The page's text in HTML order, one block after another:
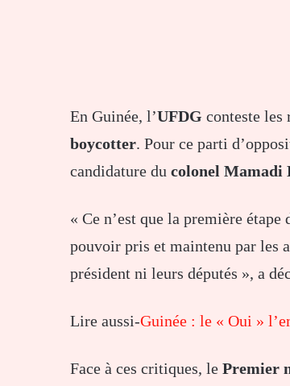
En Guinée, l’UFDG conteste les
boycotter. Pour ce parti
candidature du colonel Mamadi
« Ce n’est que la première
pouvoir pris et maintenu par les
président ni leurs députés », a
Lire aussi-Guinée : le « Oui »
Face à ces critiques, le Premier